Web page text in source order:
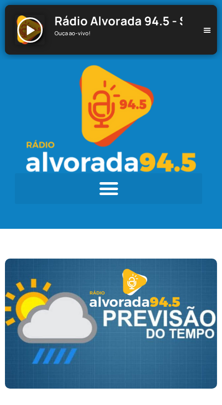
Rádio Alvorada 94.5 - Santa
Ouça ao-vivo!